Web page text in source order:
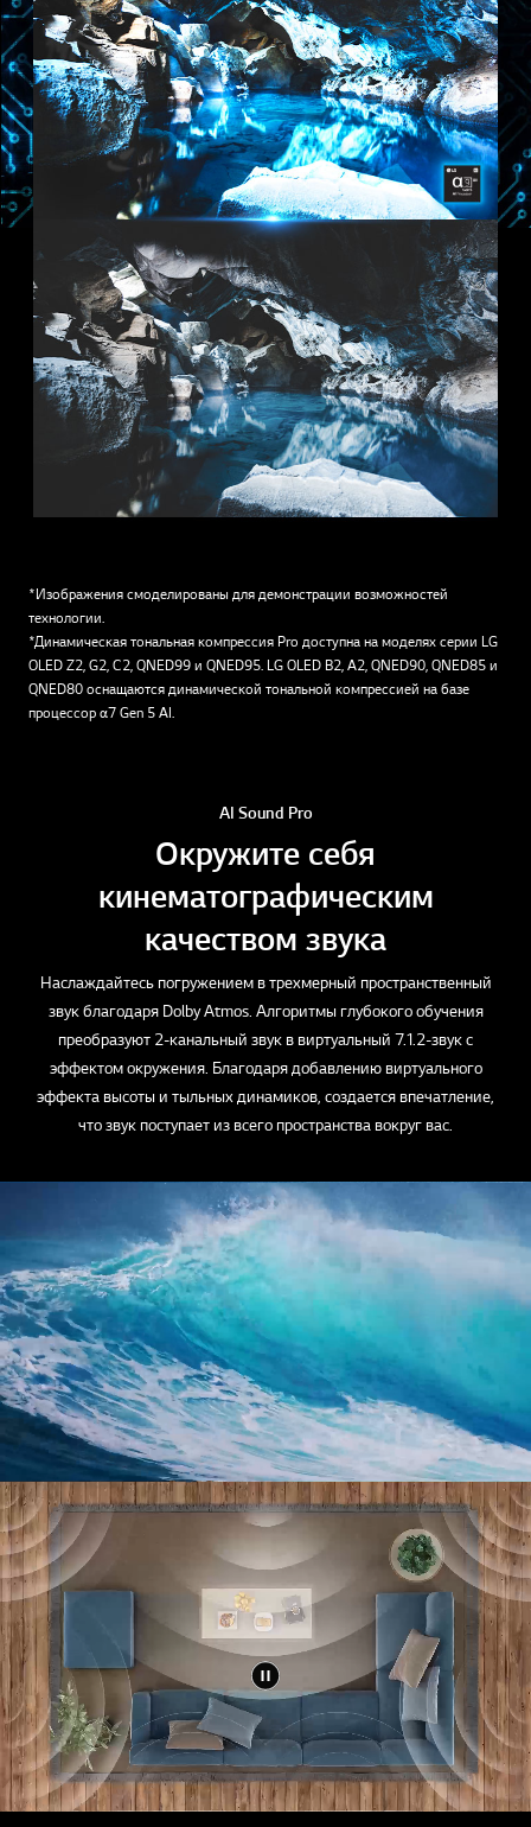
*Изображения смоделированы для демонстрации возможностей
технологии.
*Динамическая тональная компрессия Pro доступна на моделях серии LG
OLED Z2, G2, C2, QNED99 и QNED95. LG OLED B2, A2, QNED90, QNED85 и
QNED80 оснащаются динамической тональной компрессией на базе
процессор α7 Gen 5 AI.
AI Sound Pro
Окружите себя
кинематографическим
качеством звука
Наслаждайтесь погружением в трехмерный пространственный
звук благодаря Dolby Atmos. Алгоритмы глубокого обучения
преобразуют 2-канальный звук в виртуальный 7.1.2-звук с
эффектом окружения. Благодаря добавлению виртуального
эффекта высоты и тыльных динамиков, создается впечатление,
что звук поступает из всего пространства вокруг вас.